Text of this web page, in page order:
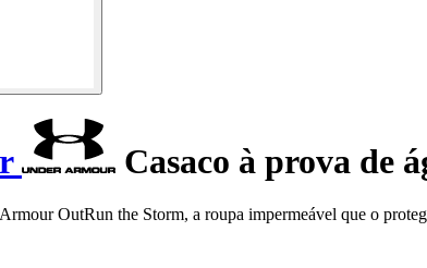
Casaco à prova de
OutRun the Storm, a roupa impermeável que o